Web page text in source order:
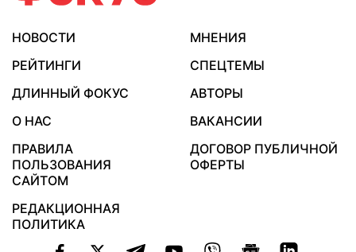
НОВОСТИ
МНЕНИЯ
РЕЙТИНГИ
СПЕЦТЕМЫ
ДЛИННЫЙ ФОКУС
АВТОРЫ
О НАС
ВАКАНСИИ
ПРАВИЛА
ПОЛЬЗОВАНИЯ
САЙТОМ
ДОГОВОР ПУБЛИЧНОЙ
ОФЕРТЫ
РЕДАКЦИОННАЯ
ПОЛИТИКА